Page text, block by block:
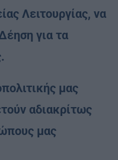
Λειτουργίας, να
για τα
μας
αδιακρίτως
μας